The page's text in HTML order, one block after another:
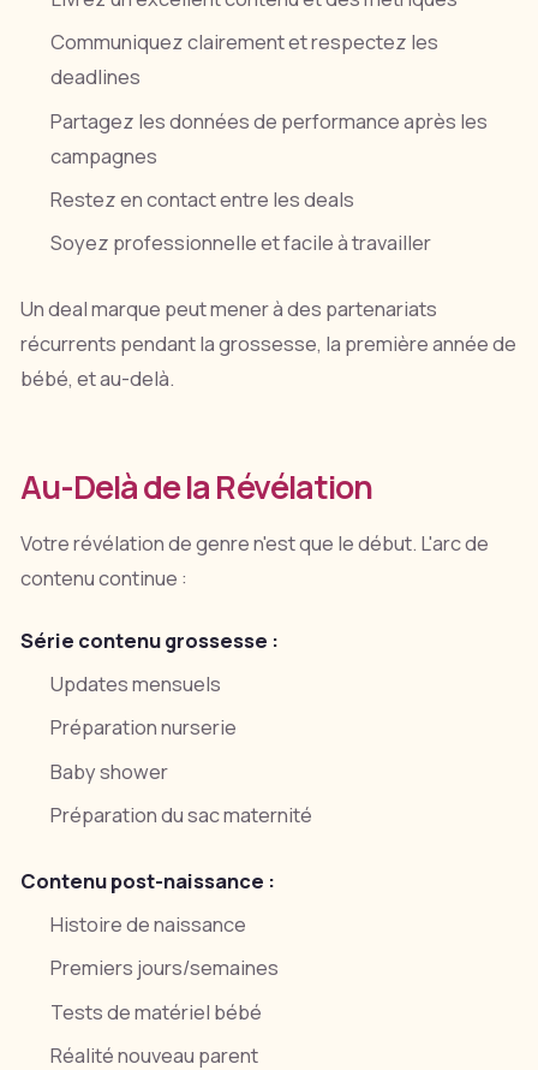
Communiquez clairement et respectez les
deadlines
Partagez les données de performance après les
campagnes
Restez en contact entre les deals
Soyez professionnelle et facile à travailler
Un deal marque peut mener à des partenariats
récurrents pendant la grossesse, la première année de
bébé, et au-delà.
Au-Delà de la Révélation
Votre révélation de genre n'est que le début. L'arc de
contenu continue :
Série contenu grossesse :
Updates mensuels
Préparation nurserie
Baby shower
Préparation du sac maternité
Contenu post-naissance :
Histoire de naissance
Premiers jours/semaines
Tests de matériel bébé
Réalité nouveau parent